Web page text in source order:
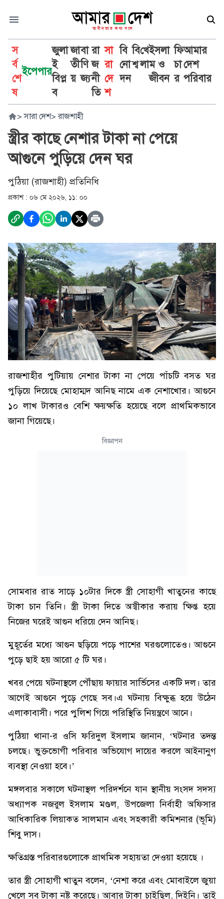
স
র্ব
শে
ষ
ইপেপার
জুলা
ই
বিপ্ল
ব
জা
তী
য়
বা
ণি
জ্য
রা
জ
নী
তি
সা
রা
দে
শ
বি
নো
দন
বি
শ্ব
খে
লা
ইসলা
ম ও
জীবন
ফি
চা
র
আমার
দেশ
পরিবার
> সারা দেশ> রাজশাহী
স্ত্রীর কাছে নেশার টাকা না পেয়ে
আগুনে পুড়িয়ে দেন ঘর
পুঠিয়া (রাজশাহী) প্রতিনিধি
প্রকাশ : ০৬ মে ২০২৬, ১১: ০০
রাজশাহীর পুটিয়ায় নেশার টাকা না পেয়ে পাঁচটি বসত ঘর
পুড়িয়ে দিয়েছে মোহাম্মদ আনিছ নামে এক নেশাখোর। আগুনে
১০ লাখ টাকারও বেশি ক্ষয়ক্ষতি হয়েছে বলে প্রাথমিকভাবে
জানা গিয়েছে।
বিজ্ঞাপন
সোমবার রাত সাড়ে ১০টার দিকে স্ত্রী সোহাগী খাতুনের কাছে
টাকা চান তিনি। স্ত্রী টাকা দিতে অস্বীকার করায় ক্ষিপ্ত হয়ে
নিজের ঘরেই আগুন ধরিয়ে দেন আনিছ।
মুহূর্তের মধ্যে আগুন ছড়িয়ে পড়ে পাশের ঘরগুলোতেও। আগুনে
পুড়ে ছাই হয় আরো ৫ টি ঘর।
খবর পেয়ে ঘটনাস্থলে পৌঁছায় ফায়ার সার্ভিসের একটি দল। তার
আগেই আগুনে পুড়ে গেছে সব।এ ঘটনায় বিক্ষুব্ধ হয়ে উঠেন
এলাকাবাসী। পরে পুলিশ গিয়ে পরিস্থিতি নিয়ন্ত্রণে আনে।
পুঠিয়া থানা-র ওসি ফরিদুল ইসলাম জানান, ‘ঘটনার তদন্ত
চলছে। ভুক্তভোগী পরিবার অভিযোগ দায়ের করলে আইনানুগ
ব্যবস্থা নেওয়া হবে।’
মঙ্গলবার সকালে ঘটনাস্থল পরিদর্শনে যান স্থানীয় সংসদ সদস্য
অধ্যাপক নজরুল ইসলাম মণ্ডল, উপজেলা নির্বাহী অফিসার
আধিকারিক লিয়াকত সালমান এবং সহকারী কমিশনার (ভূমি)
শিবু দাস।
ক্ষতিগ্রস্ত পরিবারগুলোকে প্রাথমিক সহায়তা দেওয়া হয়েছে ।
তার স্ত্রী সোহাগী খাতুন বলেন, ‘নেশা করে এবং মোবাইলে জুয়া
খেলে সব টাকা নষ্ট করেছে। আবার টাকা চাইছিল, দিইনি। তাই